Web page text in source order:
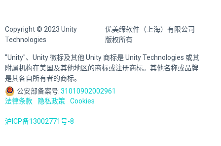
Copyright © 2023 Unity
Technologies
优美缔软件（上海）有限公司
版权所有
"Unity"、Unity 徽标及其他 Unity 商标是 Unity Technologies 或其
附属机构在美国及其他地区的商标或注册商标。其他名称或品牌
是其各自所有者的商标。
公安部备案号:31010902002961
法律条款
隐私政策 Cookies
沪ICP备13002771号-8